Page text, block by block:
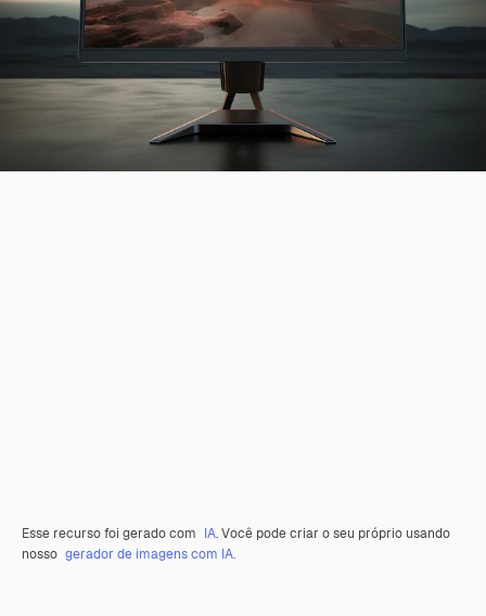
Esse recurso foi gerado com IA. Você pode criar o seu próprio usando
nosso gerador de imagens com IA.